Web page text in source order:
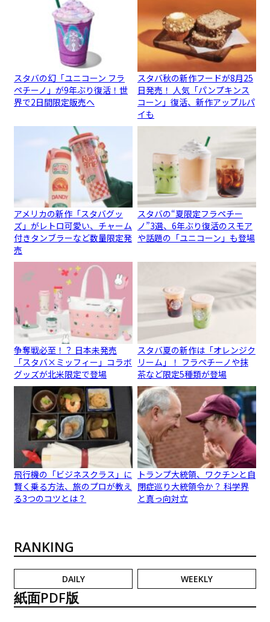
スタバの幻「ユニコーン フラ
ペチーノ」が9年ぶり復活！世
界で2日間限定販売へ
スタバ秋の新作フードが8月25
日発売！ 人気「パンプキンス
コーン」復活、新作アップルパ
イも
アメリカの新作「スタバグッ
ズ」がレトロ可愛い、チャーム
付きタンブラーなど数量限定発
売
スタバの“夏限定フラペチー
ノ”3選、6年ぶり復活のスモア
や話題の「ユニコーン」も登場
争奪戦必至！？ 日本未発売
「スタバ×ミッフィー」コラボ
グッズが北米限定で登場
スタバ夏の新作は「オレンジク
リーム」！ フラペチーノや抹
茶など限定5種類が登場
飛行機の「ビジネスクラス」に
賢く乗る方法、旅のプロが教え
る3つのコツとは？
トランプ大統領、ワクチンと自
閉症巡り大統領令か？ 科学界
と真っ向対立
RANKING
DAILY WEEKLY
紙面PDF版